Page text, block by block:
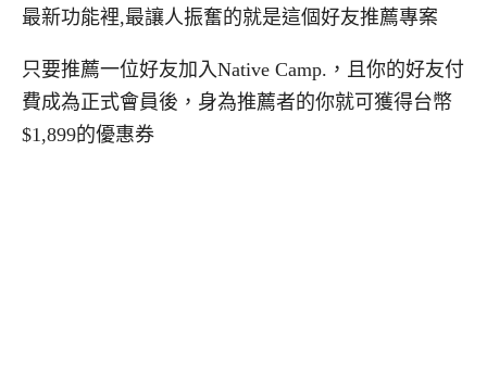
最新功能裡,最讓人振奮的就是這個好友推薦專案
只要推薦一位好友加入Native Camp.，且你的好友付
費成為正式會員後，身為推薦者的你就可獲得台幣
$1,899的優惠券